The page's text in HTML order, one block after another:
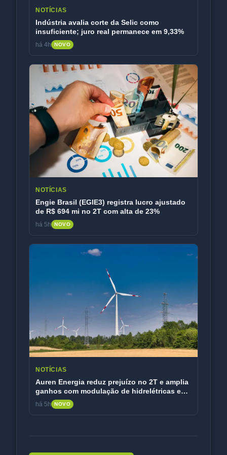
NOTÍCIAS
Indústria avalia corte da Selic como
insuficiente; juro real permanece em 9,33%
há 4h NOVO
NOTÍCIAS
Engie Brasil (EGIE3) registra lucro ajustado
de R$ 694 mi no 2T com alta de 23%
há 5h NOVO
NOTÍCIAS
Auren Energia reduz prejuízo no 2T e amplia
ganhos com modulação de hidrelétricas e
eólicas
há 5h NOVO